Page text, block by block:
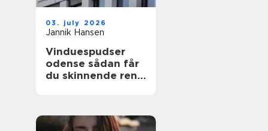
03. july 2026
Jannik Hansen
Vinduespudser
odense sådan får
du skinnende rene